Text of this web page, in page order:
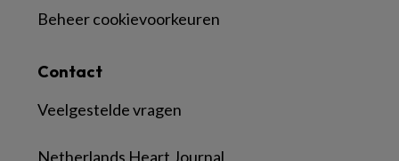
Contact
Veelgestelde vragen
Netherlands Heart Journal
Beheer cookievoorkeuren